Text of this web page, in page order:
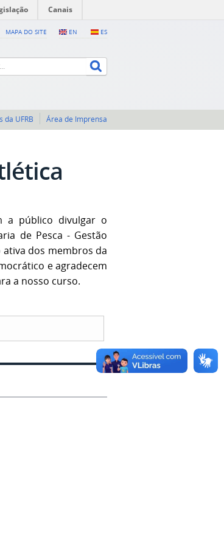
Canais
EN ES
MAPA DO SITE
da UFRB Área de Imprensa
a público divulgar o
de Pesca - Gestão
ativa dos membros da
e agradecem
a nosso curso.